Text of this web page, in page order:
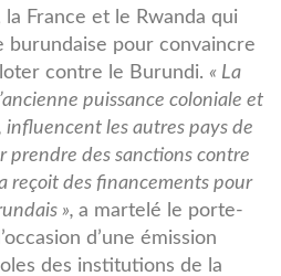
France et le Rwanda qui
burundaise pour convaincre
contre le Burundi. « La
puissance coloniale et
influencent les autres pays de
prendre des sanctions contre
reçoit des financements pour
», a martelé le porte-
d’une émission
des institutions de la